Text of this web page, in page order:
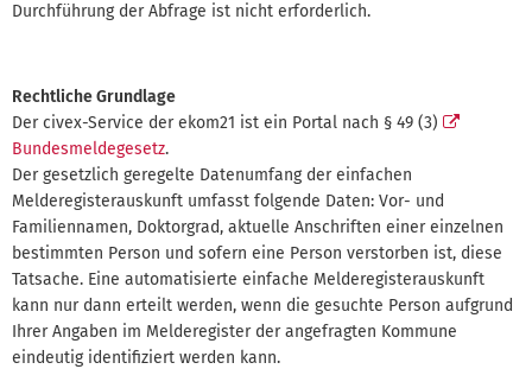
Durchführung der Abfrage ist nicht erforderlich.
Rechtliche Grundlage
Der civex-Service der ekom21 ist ein Portal nach § 49 (3)
Bundesmeldegesetz.
Der gesetzlich geregelte Datenumfang der einfachen
Melderegisterauskunft umfasst folgende Daten: Vor- und
Familiennamen, Doktorgrad, aktuelle Anschriften einer einzelnen
bestimmten Person und sofern eine Person verstorben ist, diese
Tatsache. Eine automatisierte einfache Melderegisterauskunft
kann nur dann erteilt werden, wenn die gesuchte Person aufgrund
Ihrer Angaben im Melderegister der angefragten Kommune
eindeutig identifiziert werden kann.